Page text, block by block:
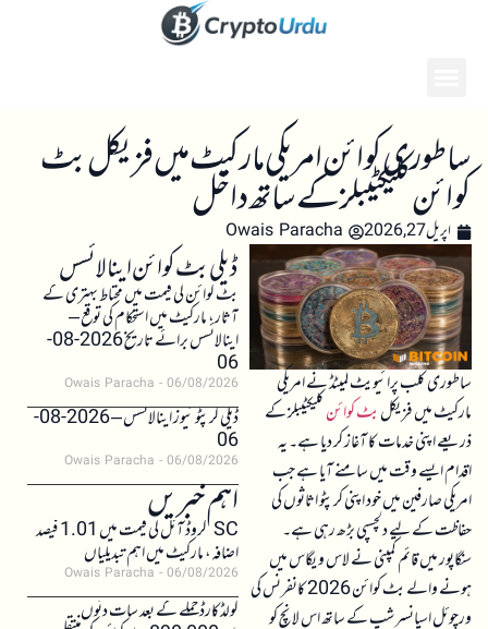
ساطوری کوائن امریکی مارکیٹ میں فزیکل بٹ
کوائن کلیکٹیبلز کے ساتھ داخل
اپریل 27, 2026 Owais Paracha
ساطوری کلب پرائیویٹ لمیٹڈ نے امریکی
مارکیٹ میں فزیکلبٹ کوائن کلیکٹیبلز کے
ذریعے اپنی خدمات کا آغاز کر دیا ہے۔ یہ
اقدام ایسے وقت میں سامنے آیا ہے جب
امریکی صارفین میں خود اپنی کرپٹو اثاثوں کی
حفاظت کے لیے دلچسپی بڑھ رہی ہے۔
سنگاپور میں قائم کمپنی نے لاس ویگاس میں
ہونے والے بٹ کوائن 2026 کانفرنس کی
ورچوئل اسپانسرشپ کے ساتھ اس لانچ کو
ڈیلی بٹ کوائن اینالائسس
بٹ کوائن کی قیمت میں محتاط بہتری کے
آثار، مارکیٹ میں استحکام کی توقع –
اینالائسس برائے تاریخ 2026-08-
06
Owais Paracha 06/08/2026
ڈیلی کرپٹو نیوز اینالائسس – 2026-08-
06
Owais Paracha 06/08/2026
اہم خبریں SC کروڈ آئل کی قیمت میں 1.01 فیصد
اضافہ، مارکیٹ میں اہم تبدیلیاں
Owais Paracha 06/08/2026
کولڈکارڈ حملے کے بعد سات دنوں